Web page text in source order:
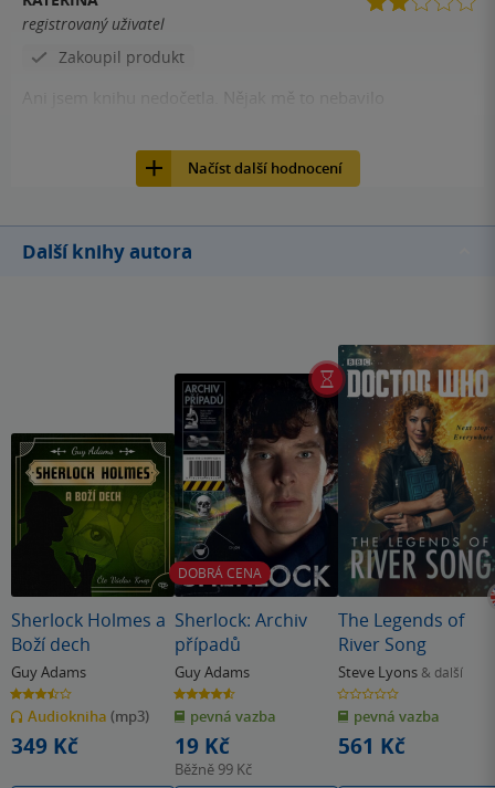
registrovaný uživatel
Zakoupil produkt
Načíst další hodnocení
Další knihy autora
Sherlock Holmes a
Boží dech
Guy Adams
3.5
z
5
hvězdiček
Audiokniha (mp3)
349 Kč
DOBRÁ CENA
Sherlock: Archiv
případů
Guy Adams
4.6
z
5
hvězdiček
pevná vazba
19 Kč
Běžně 99 Kč
The Legends of
River Song
Steve Lyons & další
0.0
z
5
hvězdiček
pevná vazba
561 Kč